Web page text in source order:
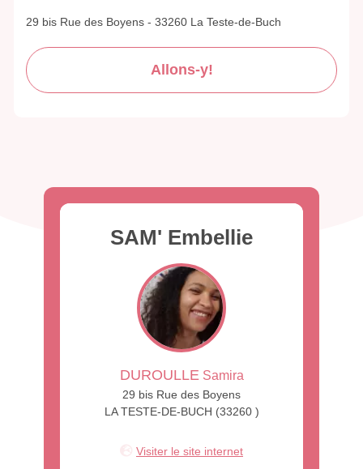
29 bis Rue des Boyens - 33260 La Teste-de-Buch
Allons-y!
SAM' Embellie
DUROULLE Samira
29 bis Rue des Boyens
LA TESTE-DE-BUCH (33260 )
Visiter le site internet